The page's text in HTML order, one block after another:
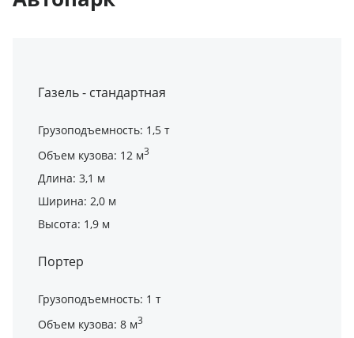
Газель - стандартная
Грузоподъемность: 1,5 т
Объем кузова: 12 м3
Длина: 3,1 м
Ширина: 2,0 м
Высота: 1,9 м
Портер
Грузоподъемность: 1 т
Объем кузова: 8 м3